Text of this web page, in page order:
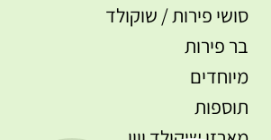
סושי פירות / שוקולד
בר פירות
מיוחדים
תוספות